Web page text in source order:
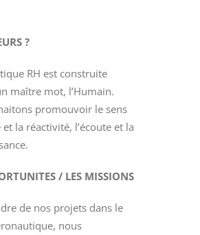
?
RH est construite
maître mot, l’Humain.
promouvoir le sens
la réactivité, l’écoute et la
/ LES MISSIONS
de nos projets dans le
nous